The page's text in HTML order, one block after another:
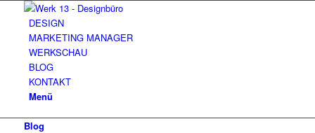
DESIGN
MARKETING MANAGER
WERKSCHAU
BLOG
KONTAKT
Menü
Blog